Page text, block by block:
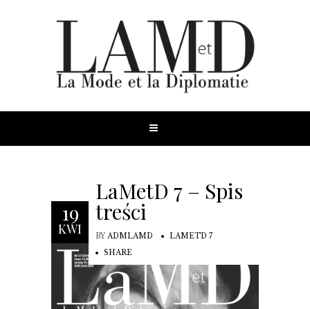
19
KWI
LaMetD 7 – Spis
treści
BY ADMLAMD
LAMETD 7
SHARE